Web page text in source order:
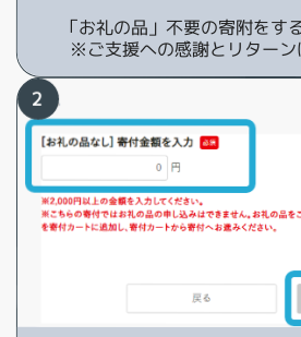
「お礼の品」不要の寄附をす
※ご支援への感謝とリターン